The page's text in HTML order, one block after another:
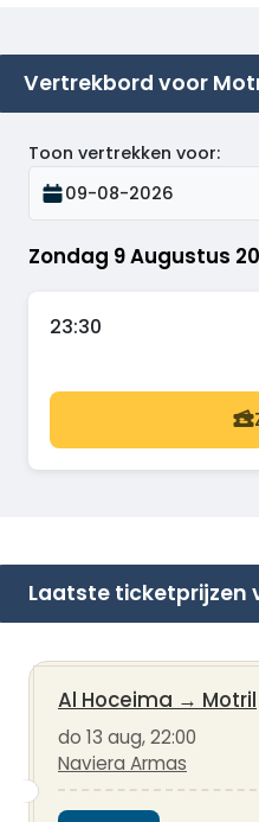
Vertrekbord voor
Zondag 9 Augustus
Toon vertrekken voor:
09-08-2026
23:30
Laatste ticketprijzen
Al Hoceima → Motril
do 13 aug, 22:00
Naviera Armas